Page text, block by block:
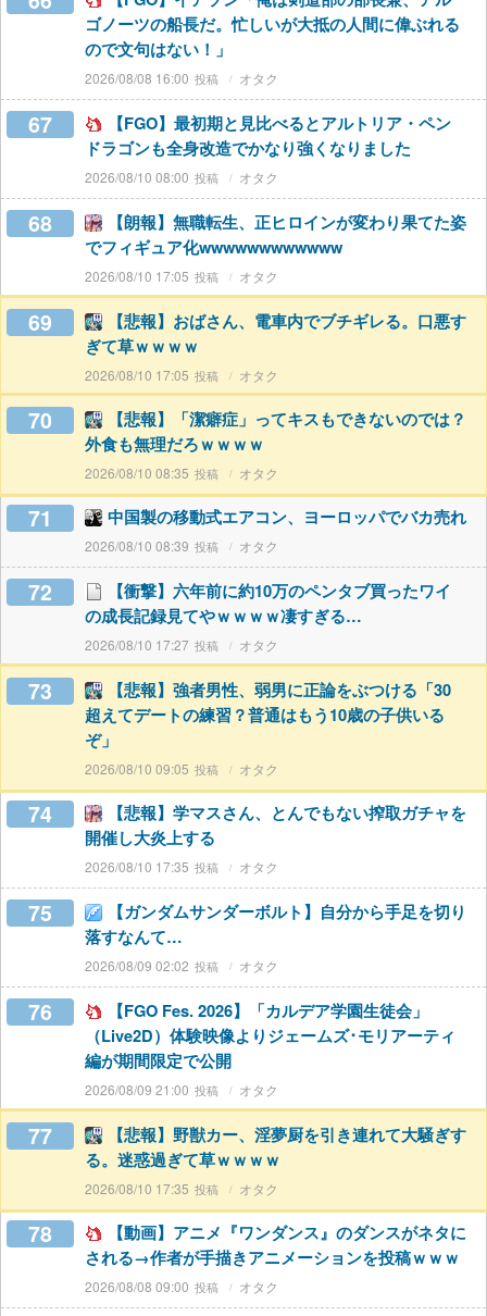
ゴノーツの船長だ。忙しいが大抵の人間に偉ぶれる
ので文句はない！」
2026/08/08 16:00 オタク
67
【FGO】最初期と見比べるとアルトリア・ペン
ドラゴンも全身改造でかなり強くなりました
2026/08/10 08:00 オタク
68
【朗報】無職転生、正ヒロインが変わり果てた姿
でフィギュア化wwwwwwwwwwww
2026/08/10 17:05 オタク
69
【悲報】おばさん、電車内でブチギレる。口悪す
ぎて草ｗｗｗｗ
2026/08/10 17:05 オタク
70
【悲報】「潔癖症」ってキスもできないのでは？
外食も無理だろｗｗｗｗ
2026/08/10 08:35 オタク
71 中国製の移動式エアコン、ヨーロッパでバカ売れ
2026/08/10 08:39 オタク
72
【衝撃】六年前に約10万のペンタブ買ったワイ
の成長記録見てやｗｗｗｗ凄すぎる…
2026/08/10 17:27 オタク
73
【悲報】強者男性、弱男に正論をぶつける「30
超えてデートの練習？普通はもう10歳の子供いる
ぞ」
2026/08/10 09:05 オタク
74
【悲報】学マスさん、とんでもない搾取ガチャを
開催し大炎上する
2026/08/10 17:35 オタク
75
【ガンダムサンダーボルト】自分から手足を切り
落すなんて…
2026/08/09 02:02 オタク
76
【FGO Fes. 2026】「カルデア学園生徒会」
（Live2D）体験映像よりジェームズ･モリアーティ
編が期間限定で公開
2026/08/09 21:00 オタク
77
【悲報】野獣カー、淫夢厨を引き連れて大騒ぎす
る。迷惑過ぎて草ｗｗｗｗ
2026/08/10 17:35 オタク
78
【動画】アニメ『ワンダンス』のダンスがネタに
される→作者が手描きアニメーションを投稿ｗｗｗ
2026/08/08 09:00 オタク